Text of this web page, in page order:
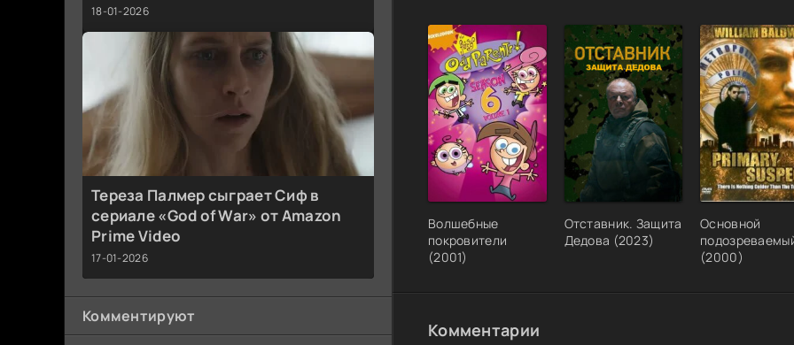
18-01-2026
Тереза Палмер сыграет Сиф в
сериале «God of War» от Amazon
Prime Video
17-01-2026
Комментируют
Закон тайги (2025) WEBRip [H.264] (сезон 2, серии 1-56
Закон тайги (2023-2024) WEBRip [H.264] (сезон 1, серии
32)
Закон тайги (2023-2024) WEBRip [H.264/1080p] (сезон 1,
1-32 из 32)
Юрий Корчевский | Кудеяр. Закон – тайга (2020) [MP3]
Волшебные
покровители
(2001)
Отставник. Защита
Дедова (2023)
Основной
(2000)
Комментарии